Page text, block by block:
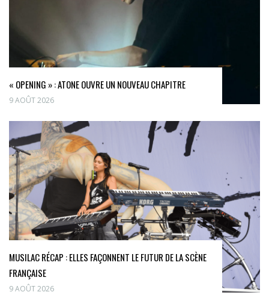
« OPENING » : ATONE OUVRE UN NOUVEAU CHAPITRE
9 AOÛT 2026
MUSILAC RÉCAP : ELLES FAÇONNENT LE FUTUR DE LA SCÈNE
FRANÇAISE
9 AOÛT 2026